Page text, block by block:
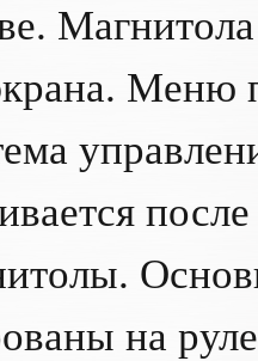
Меню
на